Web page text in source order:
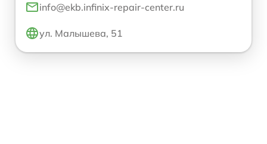
info@ekb.infinix-repair-center.ru
ул. Малышева, 51